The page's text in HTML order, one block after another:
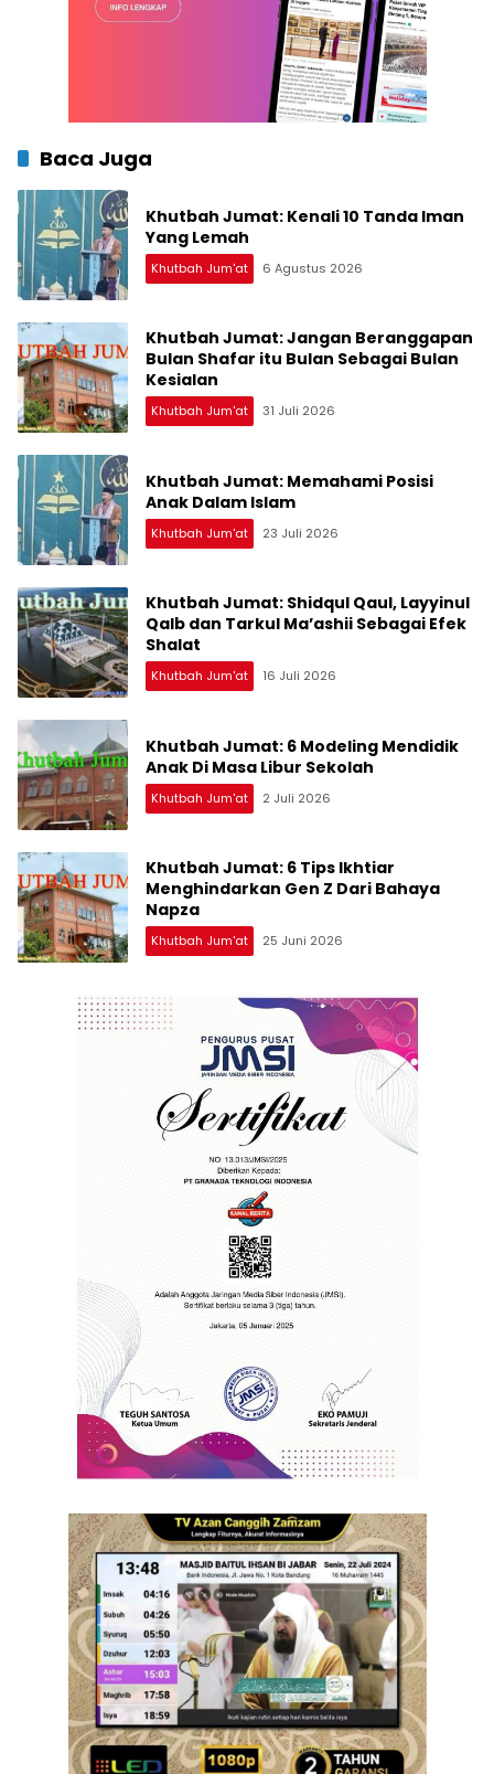
Baca Juga
Khutbah Jumat: Kenali 10 Tanda Iman
Yang Lemah
Khutbah Jum'at 6 Agustus 2026
Khutbah Jumat: Jangan Beranggapan
Bulan Shafar itu Bulan Sebagai Bulan
Kesialan
Khutbah Jum'at 31 Juli 2026
Khutbah Jumat: Memahami Posisi
Anak Dalam Islam
Khutbah Jum'at 23 Juli 2026
Khutbah Jumat: Shidqul Qaul, Layyinul
Qalb dan Tarkul Ma’ashii Sebagai Efek
Shalat
Khutbah Jum'at 16 Juli 2026
Khutbah Jumat: 6 Modeling Mendidik
Anak Di Masa Libur Sekolah
Khutbah Jum'at 2 Juli 2026
Khutbah Jumat: 6 Tips Ikhtiar
Menghindarkan Gen Z Dari Bahaya
Napza
Khutbah Jum'at 25 Juni 2026